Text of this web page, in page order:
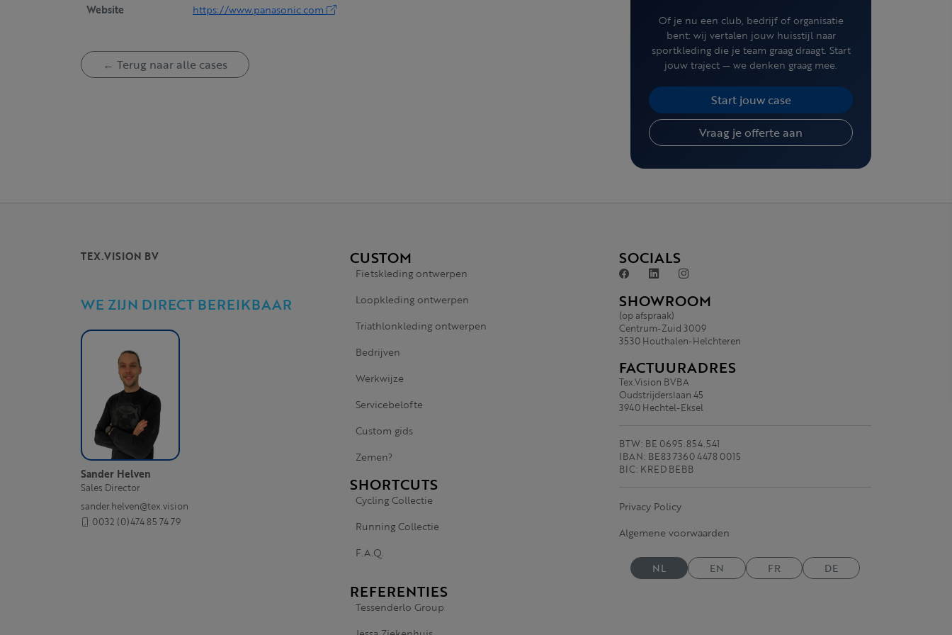
Website
https://www.panasonic.com
← Terug naar alle cases
Of je nu een club, bedrijf of organisatie
bent: wij vertalen jouw huisstijl naar
sportkleding die je team graag draagt. Start
jouw traject — we denken graag mee.
Start jouw case
Vraag je offerte aan
TEX.VISION BV
WE ZIJN DIRECT BEREIKBAAR
Sander Helven
Sales Director
sander.helven@tex.vision
0032 (0)474 85 74 79
CUSTOM
Fietskleding ontwerpen
Loopkleding ontwerpen
Triathlonkleding ontwerpen
Bedrijven
Werkwijze
Servicebelofte
Custom gids
Zemen?
SHORTCUTS
Cycling Collectie
Running Collectie
F.A.Q.
REFERENTIES
Tessenderlo Group
SOCIALS
SHOWROOM
(op afspraak)
Centrum-Zuid 3009
3530 Houthalen-Helchteren
FACTUURADRES
Tex.Vision BVBA
Oudstrijderslaan 45
3940 Hechtel-Eksel
BTW: BE 0695.854.541
IBAN: BE83 7360 4478 0015
BIC: KRED BEBB
Privacy Policy
Algemene voorwaarden
NL EN FR DE